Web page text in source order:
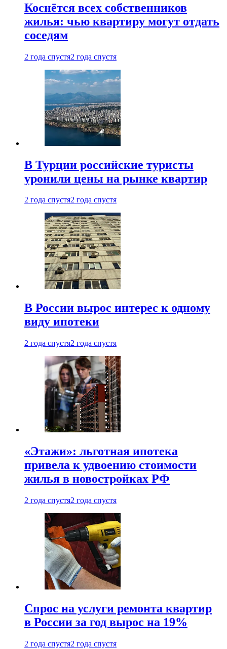
Коснётся всех собственников
жилья: чью квартиру могут отдать
соседям
2 года спустя2 года спустя
В Турции российские туристы
уронили цены на рынке квартир
2 года спустя2 года спустя
В России вырос интерес к одному
виду ипотеки
2 года спустя2 года спустя
«Этажи»: льготная ипотека
привела к удвоению стоимости
жилья в новостройках РФ
2 года спустя2 года спустя
Спрос на услуги ремонта квартир
в России за год вырос на 19%
2 года спустя2 года спустя